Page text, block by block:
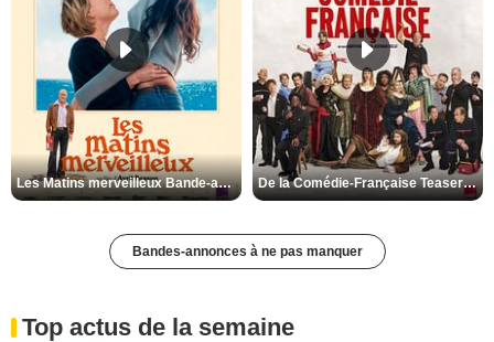
Les Matins merveilleux Bande-annonce VF De la Comédie-Française Teaser VF
Bandes-annonces à ne pas manquer
Top actus de la semaine